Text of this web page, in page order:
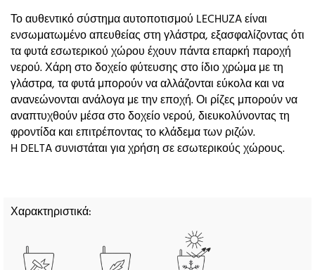
Το αυθεντικό σύστημα αυτοποτισμού LECHUZA είναι
ενσωματωμένο απευθείας στη γλάστρα, εξασφαλίζοντας ότι
τα φυτά εσωτερικού χώρου έχουν πάντα επαρκή παροχή
νερού. Χάρη στο δοχείο φύτευσης στο ίδιο χρώμα με τη
γλάστρα, τα φυτά μπορούν να αλλάζονται εύκολα και να
ανανεώνονται ανάλογα με την εποχή. Οι ρίζες μπορούν να
αναπτυχθούν μέσα στο δοχείο νερού, διευκολύνοντας τη
φροντίδα και επιτρέποντας το κλάδεμα των ριζών.
H DELTA συνιστάται για χρήση σε εσωτερικούς χώρους.
Χαρακτηριστικά: